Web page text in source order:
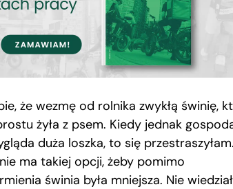
że wezmę od rolnika zwykłą świnię,
żyła z psem. Kiedy jednak
duża loszka, to się
nie ma takiej opcji, żeby pomimo
świnia była mniejsza. Nie